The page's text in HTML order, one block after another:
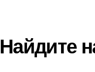
Найдите